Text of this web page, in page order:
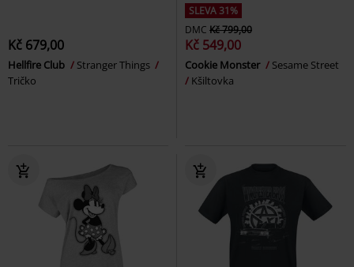
Kč 679,00
Hellfire Club
Stranger Things
Tričko
SLEVA 31%
DMC Kč 799,00
Kč 549,00
Cookie Monster
Sesame Street
Kšiltovka